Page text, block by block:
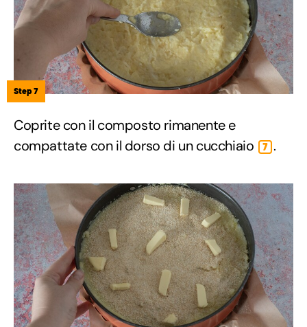
Step 7
Coprite con il composto rimanente e
compattate con il dorso di un cucchiaio
7 .